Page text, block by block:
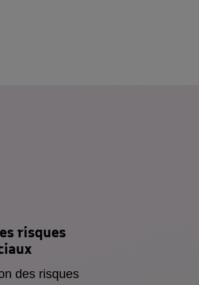
risques
des risques